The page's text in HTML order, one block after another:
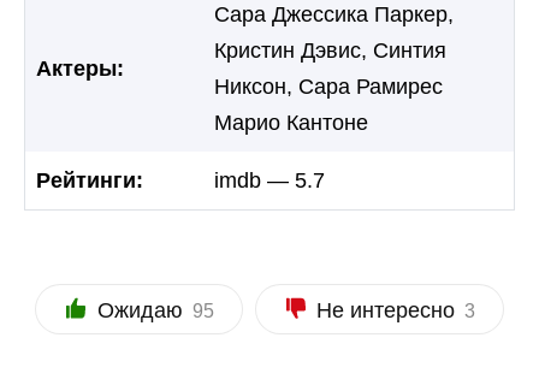
Актеры:
Сара Джессика Паркер,
Кристин Дэвис, Синтия
Никсон, Сара Рамирес
Марио Кантоне
Рейтинги: imdb — 5.7
Ожидаю 95 Не интересно 3